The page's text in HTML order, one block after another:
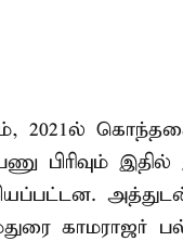
2021ல்
பிரிவும்
காமராஜர்